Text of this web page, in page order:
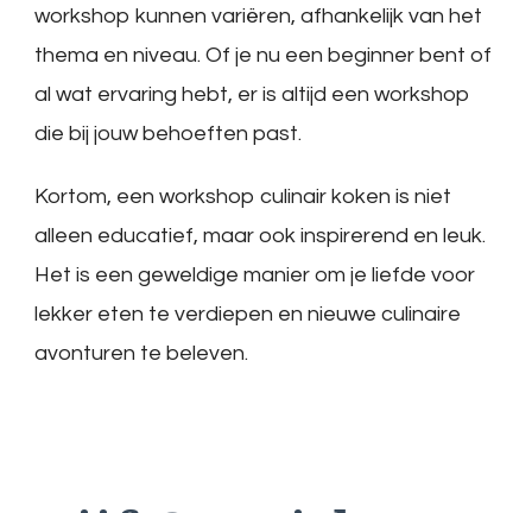
workshop kunnen variëren, afhankelijk van het
thema en niveau. Of je nu een beginner bent of
al wat ervaring hebt, er is altijd een workshop
die bij jouw behoeften past.
Kortom, een workshop culinair koken is niet
alleen educatief, maar ook inspirerend en leuk.
Het is een geweldige manier om je liefde voor
lekker eten te verdiepen en nieuwe culinaire
avonturen te beleven.